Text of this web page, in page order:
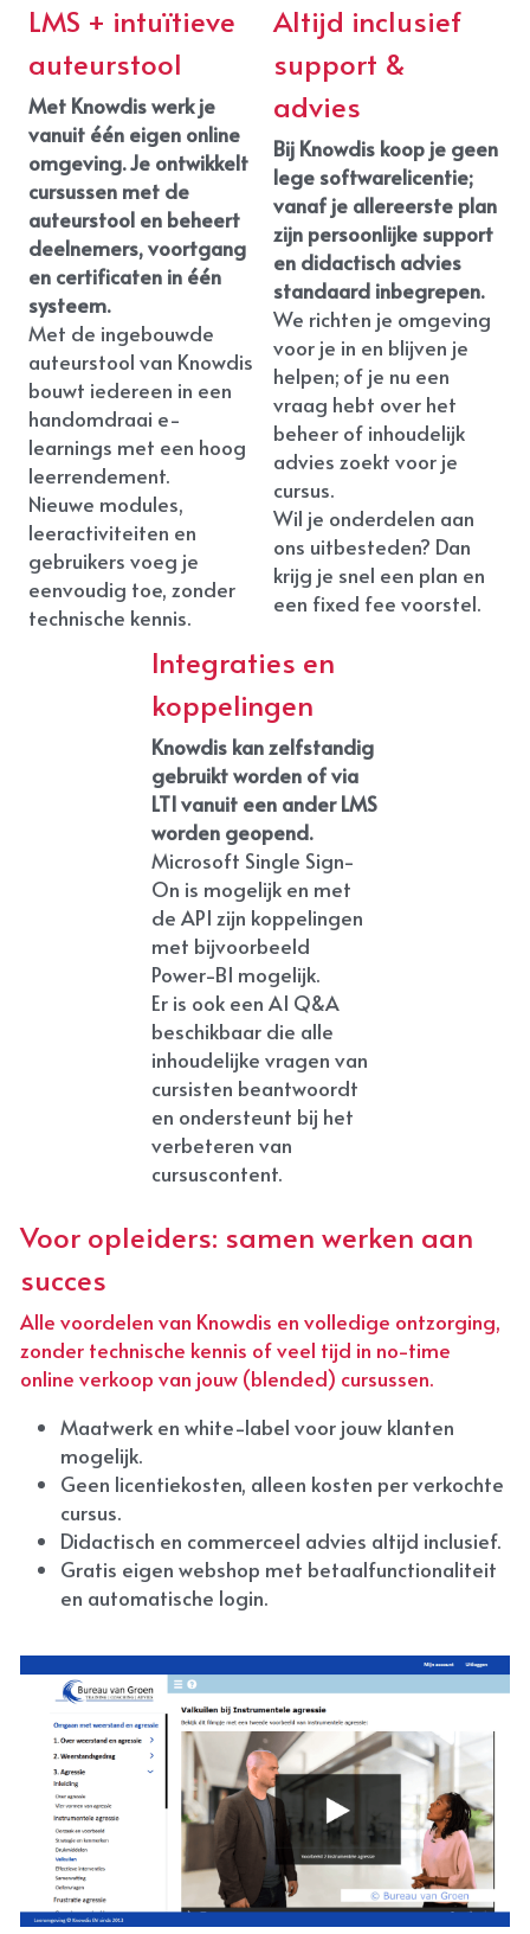
LMS + intuïtieve
auteurstool
Met Knowdis werk je
vanuit één eigen online
omgeving. Je ontwikkelt
cursussen met de
auteurstool en beheert
deelnemers, voortgang
en certificaten in één
systeem.
Met de ingebouwde
auteurstool van Knowdis
bouwt iedereen in een
handomdraai e-
learnings met een hoog
leerrendement.
Nieuwe modules,
leeractiviteiten en
gebruikers voeg je
eenvoudig toe, zonder
technische kennis.
Altijd inclusief
support &
advies
Bij Knowdis koop je geen
lege softwarelicentie;
vanaf je allereerste plan
zijn persoonlijke support
en didactisch advies
standaard inbegrepen.
We richten je omgeving
voor je in en blijven je
helpen; of je nu een
vraag hebt over het
beheer of inhoudelijk
advies zoekt voor je
cursus.
Wil je onderdelen aan
ons uitbesteden? Dan
krijg je snel een plan en
een fixed fee voorstel.
Integraties en
koppelingen
Knowdis kan zelfstandig
gebruikt worden of via
LTI vanuit een ander LMS
worden geopend.
Microsoft Single Sign-
On is mogelijk en met
de API zijn koppelingen
met bijvoorbeeld
Power-BI mogelijk.
Er is ook een AI Q&A
beschikbaar die alle
inhoudelijke vragen van
cursisten beantwoordt
en ondersteunt bij het
verbeteren van
cursuscontent.
Voor opleiders: samen werken aan
succes
Alle voordelen van Knowdis en volledige ontzorging,
zonder technische kennis of veel tijd in no-time
online verkoop van jouw (blended) cursussen.
Maatwerk en white-label voor jouw klanten
mogelijk.
Geen licentiekosten, alleen kosten per verkochte
cursus.
Didactisch en commerceel advies altijd inclusief.
Gratis eigen webshop met betaalfunctionaliteit
en automatische login.